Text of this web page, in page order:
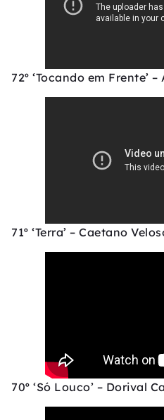
72º ‘Tocando em Frente’
71º ‘Terra’ – Caetano
70º ‘Só Louco’ – Dorival